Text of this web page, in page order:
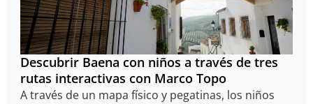
Descubrir Baena con niños a través de tres
rutas interactivas con Marco Topo
A través de un mapa físico y pegatinas, los niños